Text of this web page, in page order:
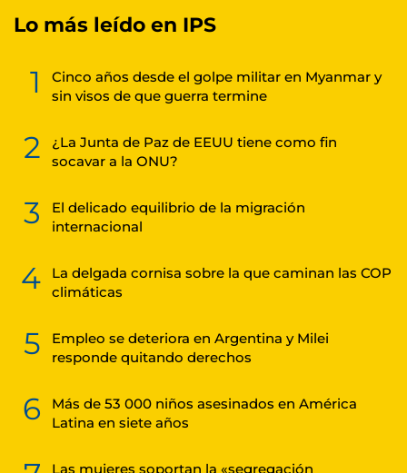
Lo más leído en IPS
1
Cinco años desde el golpe militar en Myanmar y
sin visos de que guerra termine
2
¿La Junta de Paz de EEUU tiene como fin
socavar a la ONU?
3
El delicado equilibrio de la migración
internacional
4
La delgada cornisa sobre la que caminan las COP
climáticas
5
Empleo se deteriora en Argentina y Milei
responde quitando derechos
6
Más de 53 000 niños asesinados en América
Latina en siete años
Las mujeres soportan la «segregación